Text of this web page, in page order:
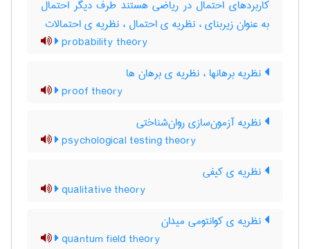
کاربردهای احتمال در ریاضی هستند طرف دیگر احتمال
به عنوان زیربنای ، نظریه ی احتمال ، نظریه ی احتمالات
probability theory
نظریه برهانها ، نظریه ی برهان ها
proof theory
نظریه آزمون‌سازی روان‌شناختی
psychological testing theory
نظریه ی کیفی
qualitative theory
نظریه ی کوانتومی میدان
quantum field theory